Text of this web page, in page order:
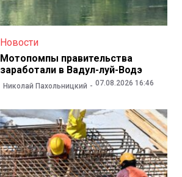
Новости
Мотопомпы правительства
заработали в Вадул-луй-Водэ
Николай Пахольницкий 07.08.2026 16:46